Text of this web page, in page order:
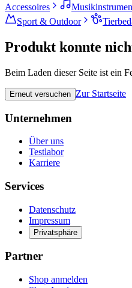
Accessoires
Sport & Outdoor
Produkt konnte
Beim Laden dieser Seite ist ein
Erneut versuchen Zur Startseite
Unternehmen
Über uns
Testlabor
Karriere
Services
Datenschutz
Impressum
Privatsphäre
Partner
Shop anmelden